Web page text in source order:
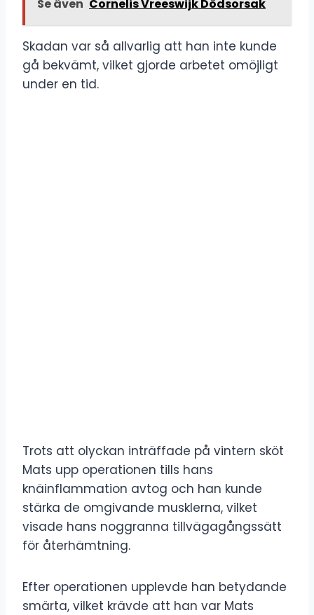
Se även Cornelis Vreeswijk Dödsorsak
Skadan var så allvarlig att han inte kunde
gå bekvämt, vilket gjorde arbetet omöjligt
under en tid.
Trots att olyckan inträffade på vintern sköt
Mats upp operationen tills hans
knäinflammation avtog och han kunde
stärka de omgivande musklerna, vilket
visade hans noggranna tillvägagångssätt
för återhämtning.
Efter operationen upplevde han betydande
smärta, vilket krävde att han var Mats